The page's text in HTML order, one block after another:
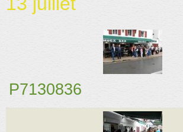
Page d'accueil
Association
P7130836